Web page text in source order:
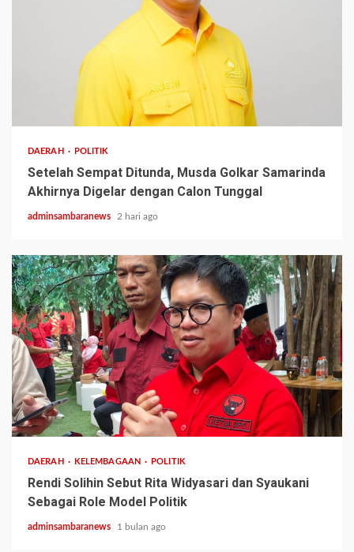
DAERAH POLITIK
Setelah Sempat Ditunda, Musda Golkar Samarinda
Akhirnya Digelar dengan Calon Tunggal
adminsambaranews 2 hari ago
2 min read
DAERAH KELEMBAGAAN POLITIK
Rendi Solihin Sebut Rita Widyasari dan Syaukani
Sebagai Role Model Politik
adminsambaranews 1 bulan ago